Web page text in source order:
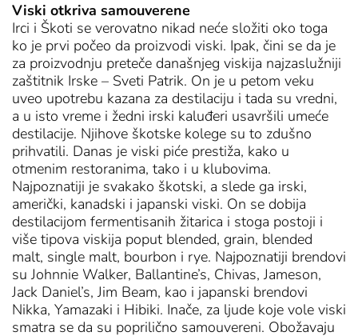
Viski otkriva samouverene
Irci i Škoti se verovatno nikad neće složiti oko toga
ko je prvi počeo da proizvodi viski. Ipak, čini se da je
za proizvodnju preteče današnjeg viskija najzaslužniji
zaštitnik Irske – Sveti Patrik. On je u petom veku
uveo upotrebu kazana za destilaciju i tada su vredni,
a u isto vreme i žedni irski kaluđeri usavršili umeće
destilacije. Njihove škotske kolege su to zdušno
prihvatili. Danas je viski piće prestiža, kako u
otmenim restoranima, tako i u klubovima.
Najpoznatiji je svakako škotski, a slede ga irski,
američki, kanadski i japanski viski. On se dobija
destilacijom fermentisanih žitarica i stoga postoji i
više tipova viskija poput blended, grain, blended
malt, single malt, bourbon i rye. Najpoznatiji brendovi
su Johnnie Walker, Ballantine’s, Chivas, Jameson,
Jack Daniel’s, Jim Beam, kao i japanski brendovi
Nikka, Yamazaki i Hibiki. Inače, za ljude koje vole viski
smatra se da su poprilično samouvereni. Obožavaju